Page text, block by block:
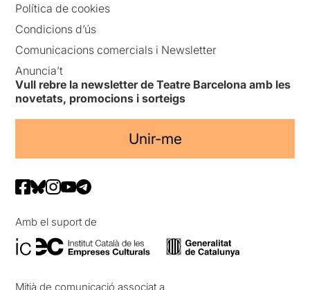
Política de cookies
Condicions d’ús
Comunicacions comercials i Newsletter
Anuncia’t
Vull rebre la newsletter de Teatre Barcelona amb les
novetats, promocions i sorteigs
Unir-me
Amb el suport de
Mitjà de comunicació associat a